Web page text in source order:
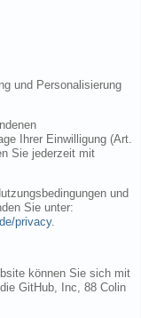
und Personalisierung
Ihrer Einwilligung (Art.
Sie jederzeit mit
und
Sie unter:
privacy.
können Sie sich mit
GitHub, Inc, 88 Colin